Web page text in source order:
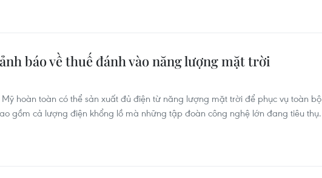
báo về thuế đánh vào năng lượng mặt trời
hoàn toàn có thể sản xuất đủ điện từ năng lượng mặt trời để phục vụ toàn bộ
gồm cả lượng điện khổng lồ mà những tập đoàn công nghệ lớn đang tiêu thụ.